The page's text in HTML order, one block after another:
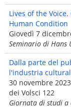
Lives of the
Human Condition
Giovedì 7
Seminario di Hans
Dalla parte del
l'industria
30 novembre
dei Volsci 122
Giornata di studi a